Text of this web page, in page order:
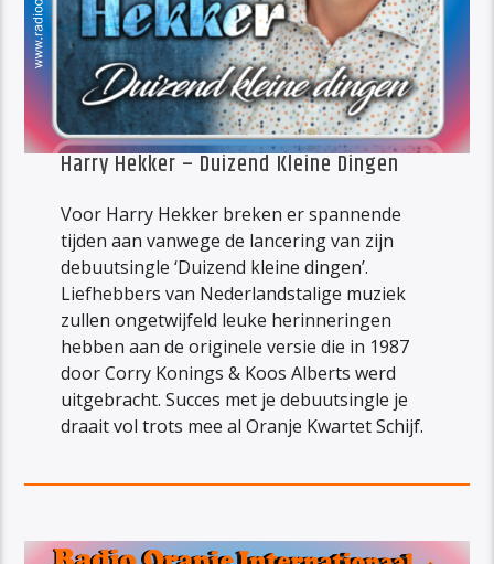
Harry Hekker – Duizend Kleine Dingen
Voor Harry Hekker breken er spannende
tijden aan vanwege de lancering van zijn
debuutsingle ‘Duizend kleine dingen’.
Liefhebbers van Nederlandstalige muziek
zullen ongetwijfeld leuke herinneringen
hebben aan de originele versie die in 1987
door Corry Konings & Koos Alberts werd
uitgebracht. Succes met je debuutsingle je
draait vol trots mee al Oranje Kwartet Schijf.